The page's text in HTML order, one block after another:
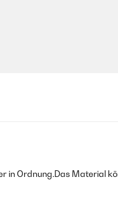
in Ordnung.Das Material